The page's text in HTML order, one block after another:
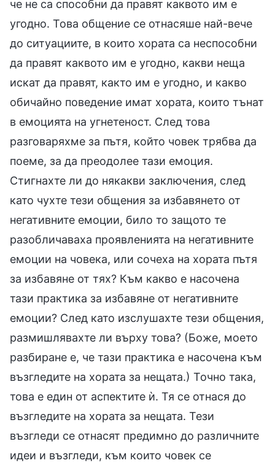
че не са способни да правят каквото им е
угодно. Това общение се отнасяше най-вече
до ситуациите, в които хората са неспособни
да правят каквото им е угодно, какви неща
искат да правят, както им е угодно, и какво
обичайно поведение имат хората, които тънат
в емоцията на угнетеност. След това
разговаряхме за пътя, който човек трябва да
поеме, за да преодолее тази емоция.
Стигнахте ли до някакви заключения, след
като чухте тези общения за избавянето от
негативните емоции, било то защото те
разобличаваха проявленията на негативните
емоции на човека, или сочеха на хората пътя
за избавяне от тях? Към какво е насочена
тази практика за избавяне от негативните
емоции? След като изслушахте тези общения,
размишлявахте ли върху това? (Боже, моето
разбиране е, че тази практика е насочена към
възгледите на хората за нещата.) Точно така,
това е един от аспектите ѝ. Тя се отнася до
възгледите на хората за нещата. Тези
възгледи се отнасят предимно до различните
идеи и възгледи, към които човек се